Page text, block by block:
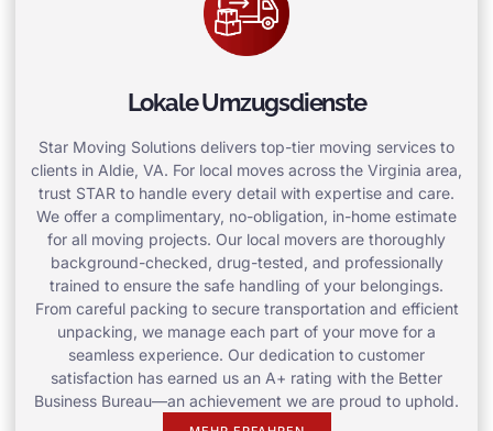
Lokale Umzugsdienste
Star Moving Solutions delivers top-tier moving services to
clients in Aldie, VA. For local moves across the Virginia area,
trust STAR to handle every detail with expertise and care.
We offer a complimentary, no-obligation, in-home estimate
for all moving projects. Our local movers are thoroughly
background-checked, drug-tested, and professionally
trained to ensure the safe handling of your belongings.
From careful packing to secure transportation and efficient
unpacking, we manage each part of your move for a
seamless experience. Our dedication to customer
satisfaction has earned us an A+ rating with the Better
Business Bureau—an achievement we are proud to uphold.